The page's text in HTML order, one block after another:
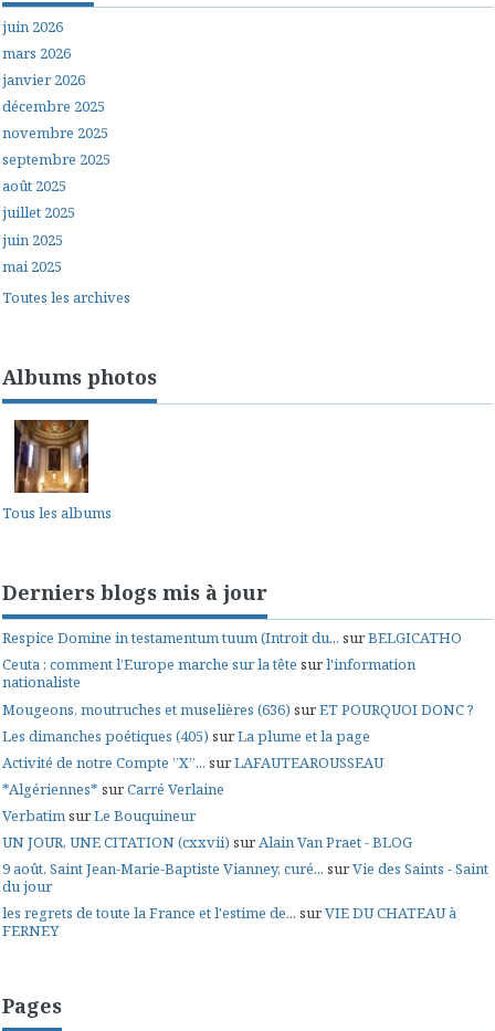
juin 2026
mars 2026
janvier 2026
décembre 2025
novembre 2025
septembre 2025
août 2025
juillet 2025
juin 2025
mai 2025
Toutes les archives
Albums photos
Tous les albums
Derniers blogs mis à jour
Respice Domine in testamentum tuum (Introit du... surBELGICATHO
Ceuta : comment l’Europe marche sur la tête surl'information
nationaliste
Mougeons, moutruches et muselières (636) surET POURQUOI DONC ?
Les dimanches poétiques (405) surLa plume et la page
Activité de notre Compte ”X”... surLAFAUTEAROUSSEAU
*Algériennes* surCarré Verlaine
VerbatimsurLe Bouquineur
UN JOUR, UNE CITATION (cxxvii) surAlain Van Praet - BLOG
9 août. Saint Jean-Marie-Baptiste Vianney, curé... surVie des Saints - Saint
du jour
les regrets de toute la France et l'estime de... surVIE DU CHATEAU à
FERNEY
Pages